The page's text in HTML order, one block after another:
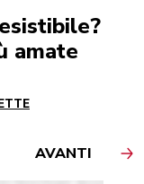
amate
AVANTI